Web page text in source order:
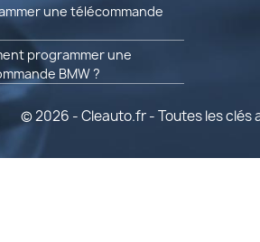
une télécommande
programmer une
BMW ?
© 2026 - Cleauto.fr - Toutes les clés